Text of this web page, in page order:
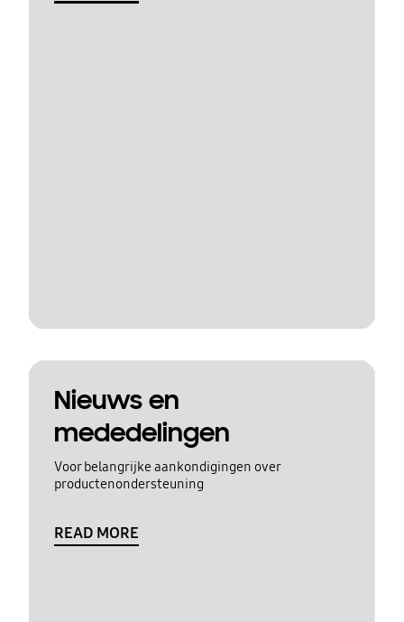
Nieuws en
mededelingen
Voor belangrijke aankondigingen over
productenondersteuning
READ MORE